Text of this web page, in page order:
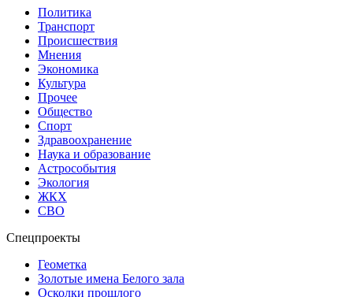
Политика
Транспорт
Происшествия
Мнения
Экономика
Культура
Прочее
Общество
Спорт
Здравоохранение
Наука и образование
Астрособытия
Экология
ЖКХ
СВО
Спецпроекты
Геометка
Золотые имена Белого зала
Осколки прошлого